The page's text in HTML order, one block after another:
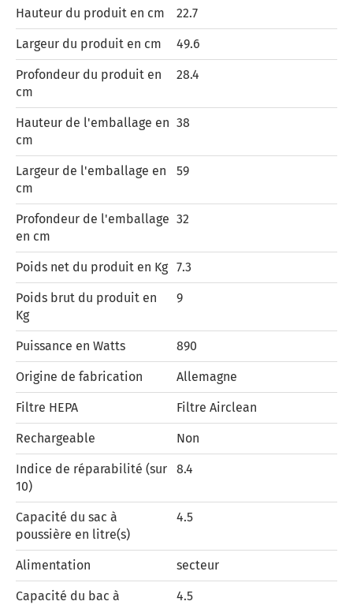
Hauteur du produit en cm 22.7
Largeur du produit en cm 49.6
Profondeur du produit en
cm
28.4
Hauteur de l'emballage en
cm
38
Largeur de l'emballage en
cm
59
Profondeur de l'emballage
en cm
32
Poids net du produit en Kg 7.3
Poids brut du produit en
Kg
9
Puissance en Watts 890
Origine de fabrication Allemagne
Filtre HEPA Filtre Airclean
Rechargeable Non
Indice de réparabilité (sur
10)
8.4
Capacité du sac à
poussière en litre(s)
4.5
Alimentation secteur
Capacité du bac à
4.5